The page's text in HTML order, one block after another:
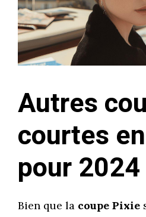
Autres
courtes
pour 2024
Bien que la coupe Pixie